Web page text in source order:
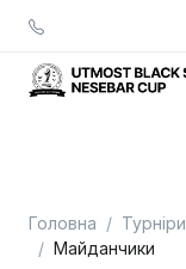
Головна Турніри
Майданчики